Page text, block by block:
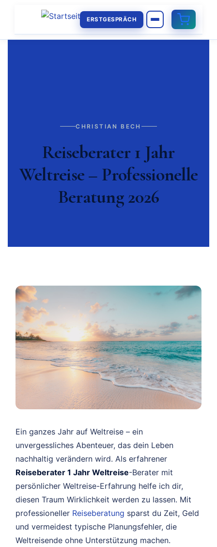
ERSTGESPRÄCH
CHRISTIAN BECH
Reiseberater 1 Jahr
Weltreise – Professionelle
Beratung 2026
Ein ganzes Jahr auf Weltreise – ein
unvergessliches Abenteuer, das dein Leben
nachhaltig verändern wird. Als erfahrener
Reiseberater 1 Jahr Weltreise-Berater mit
persönlicher Weltreise-Erfahrung helfe ich dir,
diesen Traum Wirklichkeit werden zu lassen. Mit
professioneller Reiseberatung sparst du Zeit, Geld
und vermeidest typische Planungsfehler, die
Weltreisende ohne Unterstützung machen.